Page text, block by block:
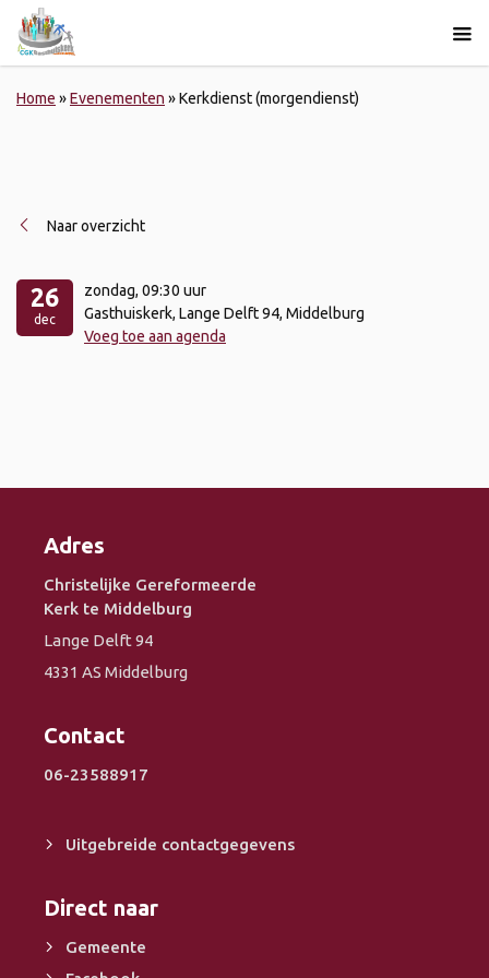
Home »Evenementen »Kerkdienst (morgendienst)
Naar overzicht
26
dec
zondag, 09:30 uur
Gasthuiskerk, Lange Delft 94, Middelburg
Voeg toe aan agenda
Adres
Christelijke Gereformeerde
Kerk te Middelburg
Lange Delft 94
4331 AS Middelburg
Contact
06-23588917
Uitgebreide contactgegevens
Direct naar
Gemeente